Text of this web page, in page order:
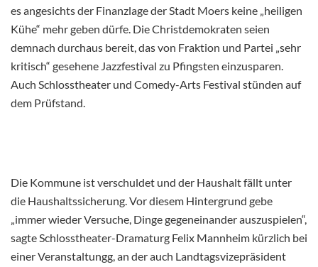
es angesichts der Finanzlage der Stadt Moers keine „heiligen
Kühe“ mehr geben dürfe. Die Christdemokraten seien
demnach durchaus bereit, das von Fraktion und Partei „sehr
kritisch“ gesehene Jazzfestival zu Pfingsten einzusparen.
Auch Schlosstheater und Comedy-Arts Festival stünden auf
dem Prüfstand.
Die Kommune ist verschuldet und der Haushalt fällt unter
die Haushaltssicherung. Vor diesem Hintergrund gebe
„immer wieder Versuche, Dinge gegeneinander auszuspielen“,
sagte Schlosstheater-Dramaturg Felix Mannheim kürzlich bei
einer Veranstaltungg, an der auch Landtagsvizepräsident